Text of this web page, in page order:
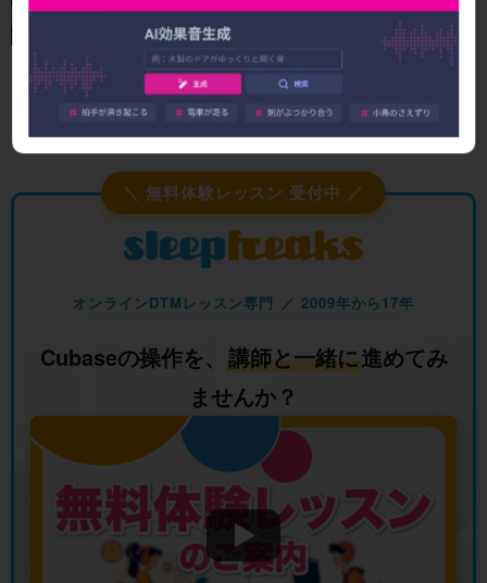
Cubase純正エフェクト「Loopmash」
リズムや楽器素材を投げ込むことで、素材をスライスし
新たに組み替えるという新感覚のプラグインです。設定
＼ 無料体験レッスン 受付中 ／
オンラインDTMレッスン専門 ／ 2009年から17年
Cubaseの操作を、 講師と一緒に進めてみ
ませんか？